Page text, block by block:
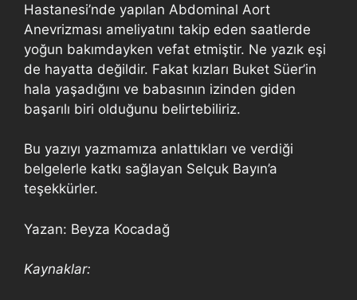
Hastanesi’nde yapılan Abdominal Aort
Anevrizması ameliyatını takip eden saatlerde
yoğun bakımdayken vefat etmiştir. Ne yazık eşi
de hayatta değildir. Fakat kızları Buket Süer’in
hala yaşadığını ve babasının izinden giden
başarılı biri olduğunu belirtebiliriz.
Bu yazıyı yazmamıza anlattıkları ve verdiği
belgelerle katkı sağlayan Selçuk Bayın’a
teşekkürler.
Yazan: Beyza Kocadağ
Kaynaklar: